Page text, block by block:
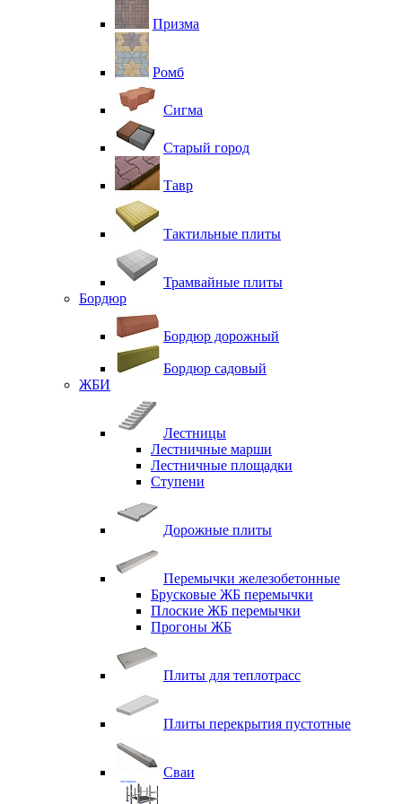
Призма
Ромб
Сигма
Старый город
Тавр
Тактильные плиты
Трамвайные плиты
Бордюр
Бордюр дорожный
Бордюр садовый
ЖБИ
Лестницы
Лестничные марши
Лестничные площадки
Ступени
Дорожные плиты
Перемычки железобетонные
Брусковые ЖБ перемычки
Плоские ЖБ перемычки
Прогоны ЖБ
Плиты для теплотрасс
Плиты перекрытия пустотные
Сваи